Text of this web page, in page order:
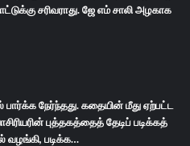
சரிவராது. ஜே எம் சாலி அழகாக
நேர்ந்தது. கதையின் மீது ஏற்பட்ட
புத்தகத்தைத் தேடிப் படிக்கத்
படிக்க…